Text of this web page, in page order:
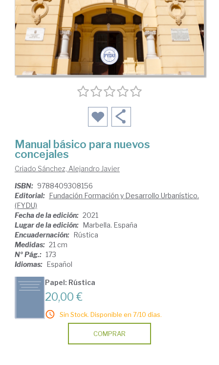
Manual básico para nuevos
concejales
Criado Sánchez, Alejandro Javier
ISBN: 9788409308156
Editorial: Fundación Formación y Desarrollo Urbanístico.
(FYDU)
Fecha de la edición: 2021
Lugar de la edición: Marbella. España
Encuadernación: Rústica
Medidas: 21 cm
Nº Pág.: 173
Idiomas: Español
Papel: Rústica
20,00 €
Sin Stock. Disponible en 7/10 días.
COMPRAR